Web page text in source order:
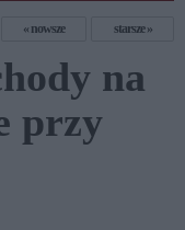
nowsze starsze
na
przy